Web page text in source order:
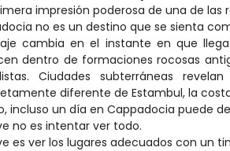
impresión poderosa de una de las
no es un destino que se sienta
cambia en el instante en que
dentro de formaciones rocosas
Ciudades subterráneas
diferente de Estambul, la
incluso un día en Cappadocia puede
no es intentar ver todo.
es ver los lugares adecuados con un